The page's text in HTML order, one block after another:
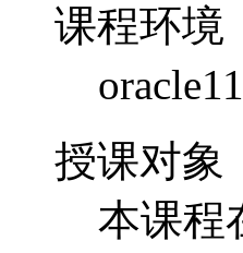
课程环境
授课对象
本课程